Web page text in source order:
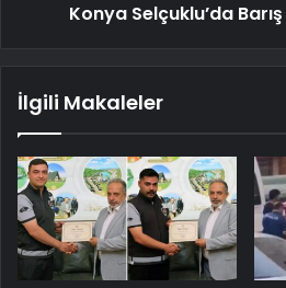
Konya Selçuklu’da
İlgili Makaleler